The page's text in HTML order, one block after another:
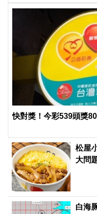
快對獎！今彩539頭獎
松屋
大問
白海